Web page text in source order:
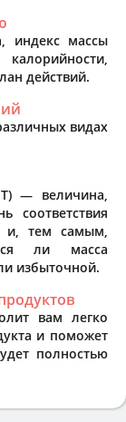
индекс массы
действий.
видах
— величина,
соответствия
и, тем самым,
ли масса
избыточной.
вам легко
и поможет
полностью